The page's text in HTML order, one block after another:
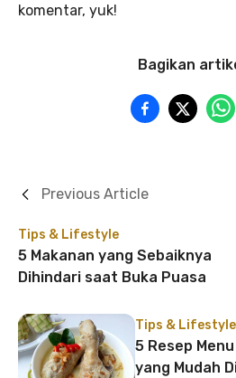
komentar, yuk!
Bagikan
Tips & Lifestyle
5 Makanan yang Sebaiknya
Dihindari saat Buka Puasa
Previous Article
Tips & Lifestyle
5 Resep
yang Mudah